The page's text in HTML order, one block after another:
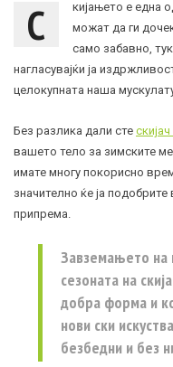
С
кијањето e една
можат да ги
само забавно,
нагласувајќи ја
целокупната наша
Без разлика дали сте
вашето тело за зимските
имате многу покорисно
значително ќе ја
припрема.
Завземањето на
сезоната на
добра форма и
нови ски
безбедни и без